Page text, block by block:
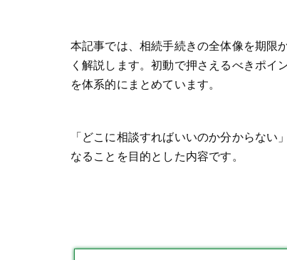
本記事では、相続手続きの全体像を期限
く解説します。初動で押さえるべきポイ
を体系的にまとめています。
「どこに相談すればいいのか分からな
なることを目的とした内容です。